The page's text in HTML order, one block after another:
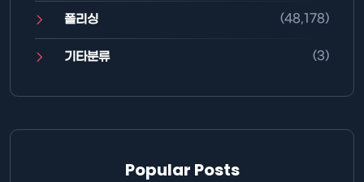
폴리싱 (48,178)
기타분류 (3)
Popular Posts